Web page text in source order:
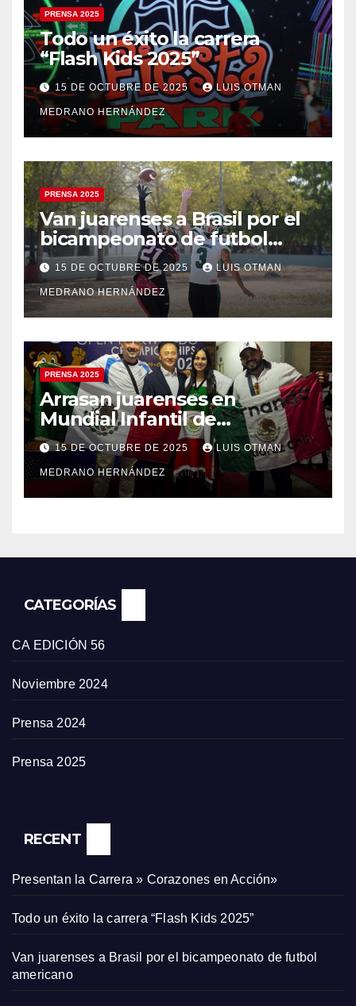
PRENSA 2025
Todo un éxito la carrera
“Flash Kids 2025”
15 DE OCTUBRE DE 2025 LUIS OTMAN
MEDRANO HERNÁNDEZ
PRENSA 2025
Van juarenses a Brasil por el
bicampeonato de futbol
americano
15 DE OCTUBRE DE 2025 LUIS OTMAN
MEDRANO HERNÁNDEZ
PRENSA 2025
Arrasan juarenses en
Mundial Infantil de
Taekwondo
15 DE OCTUBRE DE 2025 LUIS OTMAN
MEDRANO HERNÁNDEZ
CATEGORÍAS
CA EDICIÓN 56
Noviembre 2024
Prensa 2024
Prensa 2025
RECENT
Presentan la Carrera » Corazones en Acción»
Todo un éxito la carrera “Flash Kids 2025”
Van juarenses a Brasil por el bicampeonato de futbol
americano